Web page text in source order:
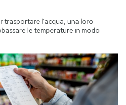
trasportare l'acqua, una loro
le temperature in modo